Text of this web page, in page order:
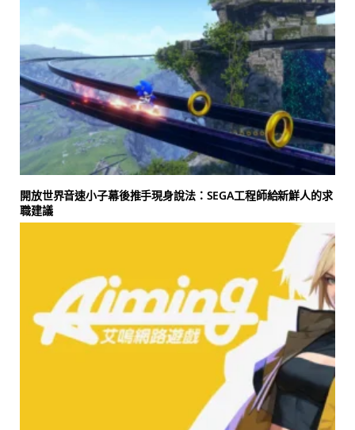
開放世界音速小子幕後推手現身說法：SEGA工程師給新鮮人的求
職建議